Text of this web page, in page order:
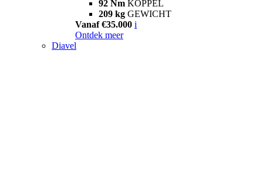
92 Nm KOPPEL
209 kg GEWICHT
Vanaf €35.000 i
Ontdek meer
Diavel